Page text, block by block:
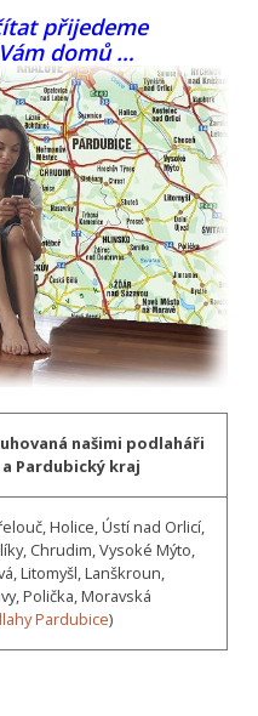
přijedeme
domů …
našimi podlaháři
Pardubický kraj
Holice, Ústí nad Orlicí,
Chrudim, Vysoké Mýto,
Litomyšl, Lanškroun,
Polička, Moravská
Pardubice)